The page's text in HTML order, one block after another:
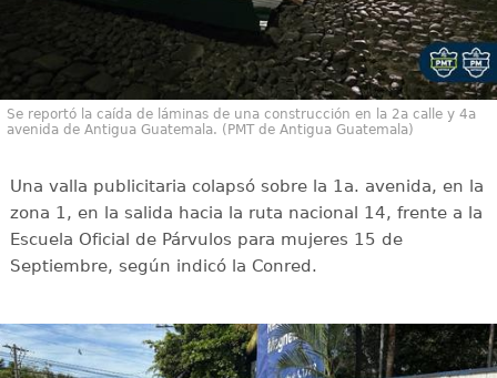
Se reportó la caída de láminas de una construcción en la 2a calle y 4a
avenida de Antigua Guatemala. (PMT de Antigua Guatemala)
Una valla publicitaria colapsó sobre la 1a. avenida, en la
zona 1, en la salida hacia la ruta nacional 14, frente a la
Escuela Oficial de Párvulos para mujeres 15 de
Septiembre, según indicó la Conred.